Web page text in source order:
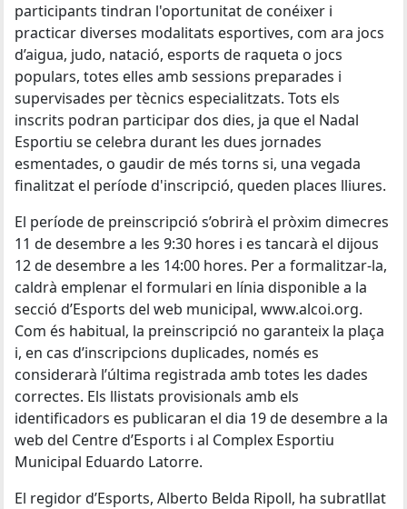
participants tindran l'oportunitat de conéixer i
practicar diverses modalitats esportives, com ara jocs
d’aigua, judo, natació, esports de raqueta o jocs
populars, totes elles amb sessions preparades i
supervisades per tècnics especialitzats. Tots els
inscrits podran participar dos dies, ja que el Nadal
Esportiu se celebra durant les dues jornades
esmentades, o gaudir de més torns si, una vegada
finalitzat el període d'inscripció, queden places lliures.
El període de preinscripció s’obrirà el pròxim dimecres
11 de desembre a les 9:30 hores i es tancarà el dijous
12 de desembre a les 14:00 hores. Per a formalitzar-la,
caldrà emplenar el formulari en línia disponible a la
secció d’Esports del web municipal, www.alcoi.org.
Com és habitual, la preinscripció no garanteix la plaça
i, en cas d’inscripcions duplicades, només es
considerarà l’última registrada amb totes les dades
correctes. Els llistats provisionals amb els
identificadors es publicaran el dia 19 de desembre a la
web del Centre d’Esports i al Complex Esportiu
Municipal Eduardo Latorre.
El regidor d’Esports, Alberto Belda Ripoll, ha subratllat